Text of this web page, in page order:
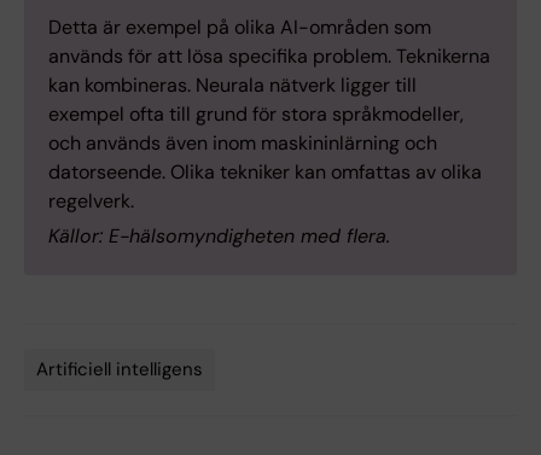
Detta är exempel på olika AI-områden som
används för att lösa specifika problem. Teknikerna
kan kombineras. Neurala nätverk ligger till
exempel ofta till grund för stora språkmodeller,
och används även inom maskininlärning och
datorseende. Olika tekniker kan omfattas av olika
regelverk.
Källor: E-hälsomyndigheten med flera.
Artificiell intelligens